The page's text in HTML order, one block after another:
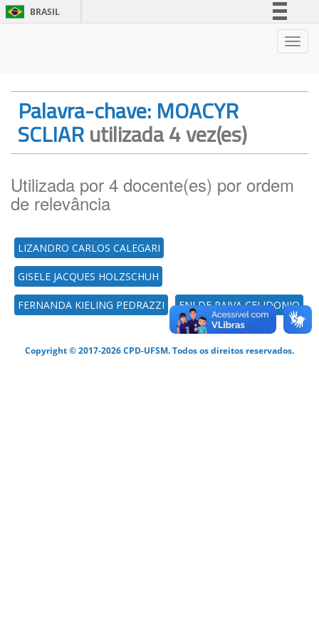
BRASIL
Legislação
Canais
Palavra-chave: MOACYR
SCLIARutilizada 4 vez(es)
Utilizada por 4 docente(es) por ordem
de relevância
LIZANDRO CARLOS CALEGARI
GISELE JACQUES HOLZSCHUH
FERNANDA KIELING PEDRAZZI ENI DE PAIVA CELIDONIO
Copyright © 2017-2026 CPD-UFSM. Todos os direitos reservados.